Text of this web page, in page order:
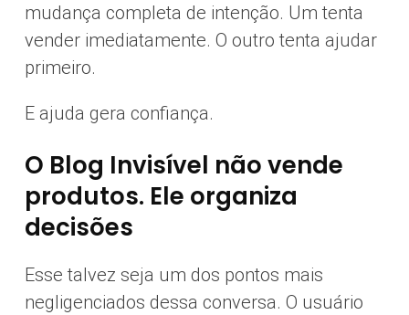
mudança completa de intenção. Um tenta
vender imediatamente. O outro tenta ajudar
primeiro.
E ajuda gera confiança.
O Blog Invisível não vende
produtos. Ele organiza
decisões
Esse talvez seja um dos pontos mais
negligenciados dessa conversa. O usuário